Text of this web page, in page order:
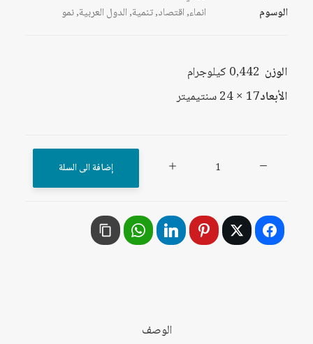
الوسوم
انماء,اقتصاد,تنمية,الدول العربية,نمو
الوزن 0,442 كيلوجرام
الأبعاد17 × 24 سنتيميتر
العربية
واتجاهاتها
إضافة الى السلة
الوصف